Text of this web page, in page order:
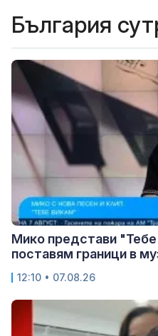
България
Мико представи
поставям граници в
12:10 • 07.08.26